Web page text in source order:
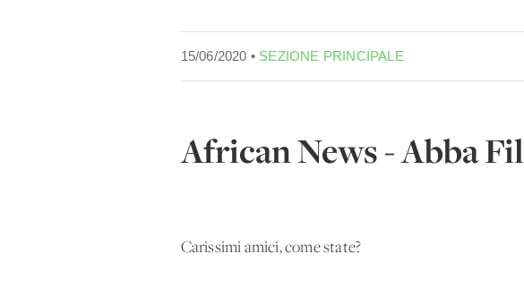
15/06/2020 • SEZIONE PRINCIPALE
African News - Abba
Carissimi amici, come state?